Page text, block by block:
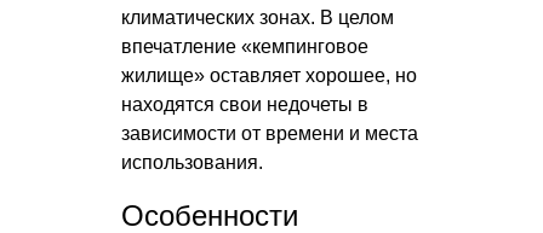
климатических зонах. В целом
впечатление «кемпинговое
жилище» оставляет хорошее, но
находятся свои недочеты в
зависимости от времени и места
использования.
Особенности